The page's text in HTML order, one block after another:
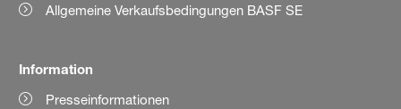
Allgemeine Verkaufsbedingungen BASF SE
Information
Presseinformationen